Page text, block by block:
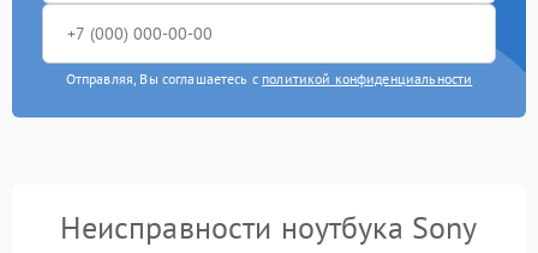
Отправляя, Вы соглашаетесь с политикой конфиденциальности
Неисправности ноутбука Sony